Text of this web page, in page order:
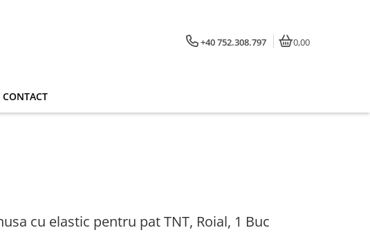
+40 752.308.797 0,00
CONTACT
cu elastic pentru pat TNT, Roial, 1 Buc